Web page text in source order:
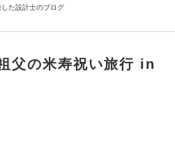
た設計士のブログ
父の米寿祝い旅行 in